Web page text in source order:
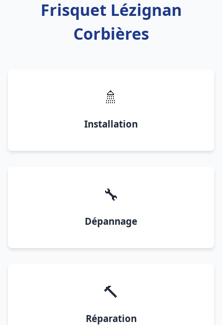
Frisquet Lézignan
Corbières
🚿
Installation
🔧
Dépannage
🔨
Réparation